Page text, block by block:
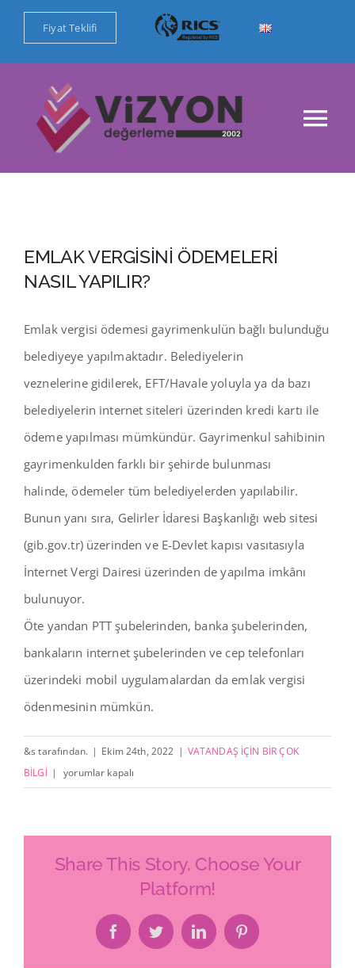
content
Fiyat Teklifi
Ana Sayfa
Değerleme Hizmetlerimiz
Referanslar
İletişim
EMLAK VERGİSİNİ ÖDEMELERİ
NASIL YAPILIR?
Emlak vergisi ödemesi gayrimenkulün bağlı bulunduğu
belediyeye yapılmaktadır. Belediyelerin
veznelerine gidilerek, EFT/Havale yoluyla ya da bazı
belediyelerin internet siteleri üzerinden kredi kartı ile
ödeme yapılması mümkündür. Gayrimenkul sahibinin
gayrimenkulden farklı bir şehirde bulunması
halinde, ödemeler tüm belediyelerden yapılabilir.
Bunun yanı sıra, Gelirler İdaresi Başkanlığı web sitesi
(gib.gov.tr) üzerinden ve E-Devlet kapısı vasıtasıyla
İnternet Vergi Dairesi üzerinden de yapılma imkânı
bulunuyor.
Öte yandan PTT şubelerinden, banka şubelerinden,
bankaların internet şubelerinden ve cep telefonları
üzerindeki mobil uygulamalardan da emlak vergisi
ödenmesinin mümkün.
&s tarafından. | Ekim 24th, 2022 | VATANDAŞ İÇİN BİR ÇOK
BİLGİ |
EMLAK
NASIL
YAPILIR?
yorumlar kapalı
Share This Story, Choose Your
Platform!
FacebookTwitterLinkedInPinterest